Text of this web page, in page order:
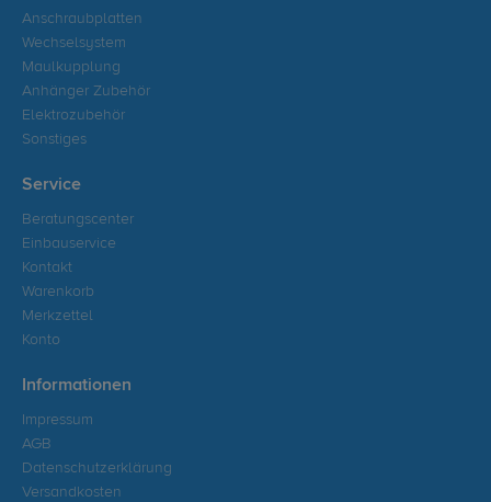
Anschraubplatten
Wechselsystem
Maulkupplung
Anhänger Zubehör
Elektrozubehör
Sonstiges
Service
Beratungscenter
Einbauservice
Kontakt
Warenkorb
Merkzettel
Konto
Informationen
Impressum
AGB
Datenschutzerklärung
Versandkosten